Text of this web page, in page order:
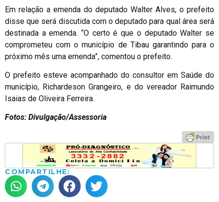
Em relação a emenda do deputado Walter Alves, o prefeito
disse que será discutida com o deputado para qual área será
destinada a emenda. “O certo é que o deputado Walter se
comprometeu com o município de Tibau garantindo para o
próximo mês uma emenda”, comentou o prefeito.
O prefeito esteve acompanhado do consultor em Saúde do
município, Richardeson Grangeiro, e do vereador Raimundo
Isaias de Oliveira Ferreira.
Fotos: Divulgação/Assessoria
COMPARTILHE: